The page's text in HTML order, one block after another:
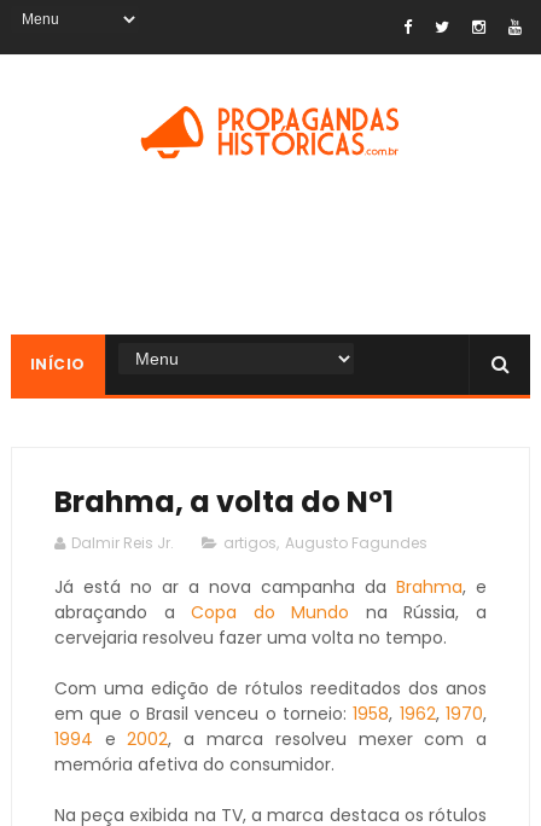
INÍCIO
Brahma, a volta do Nº1
Dalmir Reis Jr. artigos, Augusto Fagundes
Já está no ar a nova campanha daBrahma, e
abraçando aCopa do Mundo na Rússia, a
cervejaria resolveu fazer uma volta no tempo.
Com uma edição de rótulos reeditados dos anos
em que o Brasil venceu o torneio:1958, 1962,1970,
1994 e2002, a marca resolveu mexer com a
memória afetiva do consumidor.
Na peça exibida na TV, a marca destaca os rótulos